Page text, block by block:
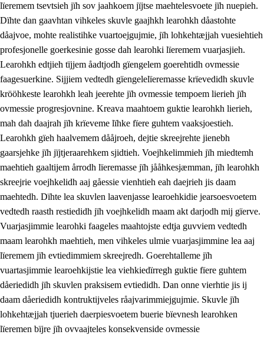
3.3 Gåetie jïh skuvle laavenjostoeh
3.4 Lïerehtimmie learoesïeltesne jïh barkoejielemisnie
3.5 Profesjonsektievoete jïh skuvleevtiedimmie
lïeremem tsevtsieh jïh sov jaahkoem jïjtse maehtelesvoete jïh nuepieh.
Dïhte dan gaavhtan vihkeles skuvle gaajhkh learohkh dåastohte
dåajvoe, mohte realistihke vuartoejgujmie, jïh lohkehtæjjah vuesiehtieh
profesjonelle goerkesinie gosse dah learohki lïeremem vuarjasjieh.
Learohkh edtjieh tïjjem åadtjodh gïengelem goerehtidh ovmessie
faagesuerkine. Sijjiem vedtedh gïengelelïeremasse krïevedidh skuvle
krööhkeste learohkh leah jeerehte jïh ovmessie tempoem lierieh jïh
ovmessie progresjovnine. Kreava maahtoem guktie learohkh lierieh,
mah dah daajrah jïh krïeveme lïhke fïere guhtem vaaksjoestieh.
Learohkh gïeh haalvemem dååjroeh, dejtie skreejrehte jienebh
gaarsjehke jïh jïjtjeraarehkem sjidtieh. Voejhkelimmieh jïh miedtemh
maehtieh gaaltijem årrodh lïeremasse jïh jååhkesjæmman, jïh learohkh
skreejrie voejhkelidh aaj gåessie vienhtieh eah daejrieh jis daam
maehtedh. Dïhte lea skuvlen laavenjasse learoehkidie jearsoesvoetem
vedtedh raasth restiedidh jïh voejhkelidh maam akt darjodh mij gïerve.
Vuarjasjimmie learohki faageles maahtojste edtja guvviem vedtedh
maam learohkh maehtieh, men vihkeles ulmie vuarjasjimmine lea aaj
lïeremem jïh evtiedimmiem skreejredh. Goerehtalleme jïh
vuartasjimmie learoehkijstie lea viehkiedïrregh guktie fïere guhtem
dåeriedidh jïh skuvlen praksisem evtiedidh. Dan onne vierhtie jis ij
daam dåeriedidh kontruktijveles råajvarimmiejgujmie. Skuvle jïh
lohkehtæjjah tjuerieh daerpiesvoetem buerie bïevnesh learohken
lïeremen bïjre jïh ovvaajteles konsekvenside ovmessie